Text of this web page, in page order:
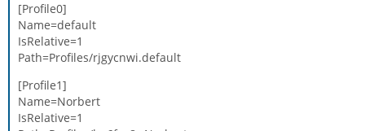
[Profile0]
Name=default
IsRelative=1
Path=Profiles/rjgycnwi.default
[Profile1]
Name=Norbert
IsRelative=1